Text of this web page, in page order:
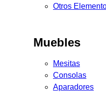
Otros
Muebles
Mesitas
Consolas
Aparadores